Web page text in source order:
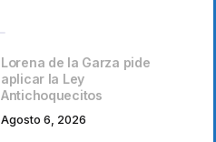
Lorena de la Garza pide
aplicar la Ley
Antichoquecitos
Agosto 6, 2026